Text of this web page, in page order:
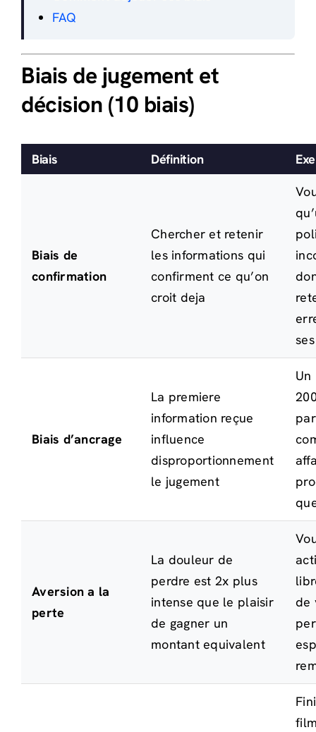
FAQ
Biais de jugement et
décision (10 biais)
Biais Définition
Biais de
confirmation
Chercher et retenir
les informations qui
confirment ce qu’on
croit deja
Biais d’ancrage
La premiere
information reçue
influence
disproportionnement
le jugement
Aversion a la
perte
La douleur de
perdre est 2x plus
intense que le plaisir
de gagner un
montant equivalent
de